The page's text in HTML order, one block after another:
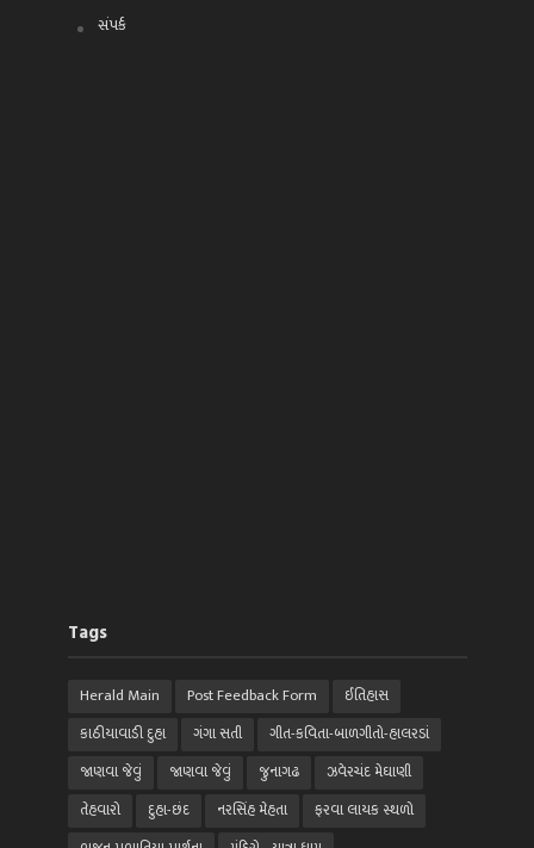
સંપર્ક
Tags
Herald Main Post Feedback Form
ઈતિહાસ
કાઠીયાવાડી દુહા
ગંગા સતી
ગીત-કવિતા-બાળગીતો-હાલરડાં
જાણવા જેવું
જાણવા જેવું જુનાગઢ
ઝવેરચંદ મેઘાણી
તેહવારો
દુહા-છંદ નરસિંહ મેહતા
ફરવા લાયક સ્થળો